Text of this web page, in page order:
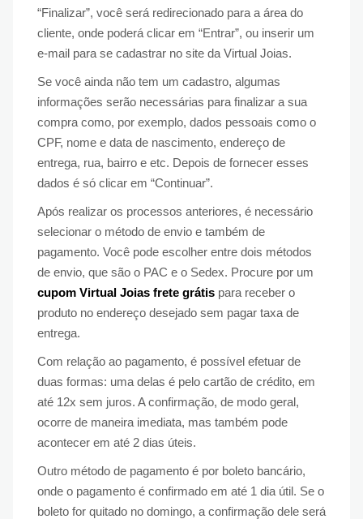
“Finalizar”, você será redirecionado para a área do
cliente, onde poderá clicar em “Entrar”, ou inserir um
e-mail para se cadastrar no site da Virtual Joias.
Se você ainda não tem um cadastro, algumas
informações serão necessárias para finalizar a sua
compra como, por exemplo, dados pessoais como o
CPF, nome e data de nascimento, endereço de
entrega, rua, bairro e etc. Depois de fornecer esses
dados é só clicar em “Continuar”.
Após realizar os processos anteriores, é necessário
selecionar o método de envio e também de
pagamento. Você pode escolher entre dois métodos
de envio, que são o PAC e o Sedex. Procure por um
cupom Virtual Joias frete grátis para receber o
produto no endereço desejado sem pagar taxa de
entrega.
Com relação ao pagamento, é possível efetuar de
duas formas: uma delas é pelo cartão de crédito, em
até 12x sem juros. A confirmação, de modo geral,
ocorre de maneira imediata, mas também pode
acontecer em até 2 dias úteis.
Outro método de pagamento é por boleto bancário,
onde o pagamento é confirmado em até 1 dia útil. Se o
boleto for quitado no domingo, a confirmação dele será